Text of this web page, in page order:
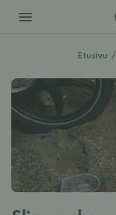
Etusivu /